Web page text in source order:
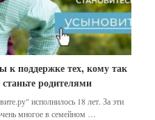
к поддержке тех, кому так
родителями
исполнилось 18 лет. За эти
многое в семейном …